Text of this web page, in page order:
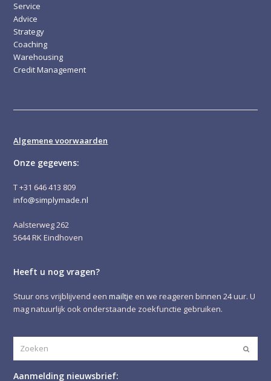
Service
Advice
Strategy
Coaching
Warehousing
Credit Management
Algemene voorwaarden
Onze gegevens:
T +31 646 413 809
info@simplymade.nl
Aalsterweg 262
5644 RK Eindhoven
Heeft u nog vragen?
Stuur ons vrijblijvend eenmailtje en we reageren binnen 24 uur. U
mag natuurlijk ook onderstaande zoekfunctie gebruiken.
Aanmelding nieuwsbrief: